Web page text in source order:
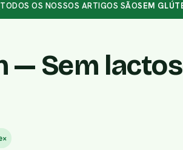
TODOS OS NOSSOS ARTIGOS SÃOSEM
Sem
×